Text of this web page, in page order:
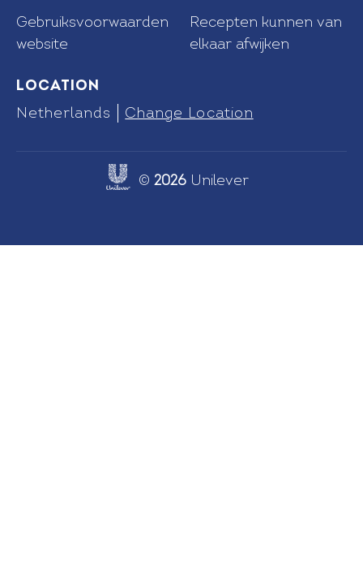
Cookie-instellingen
website
Recepten kunnen van
elkaar afwijken
Link opens in new tab